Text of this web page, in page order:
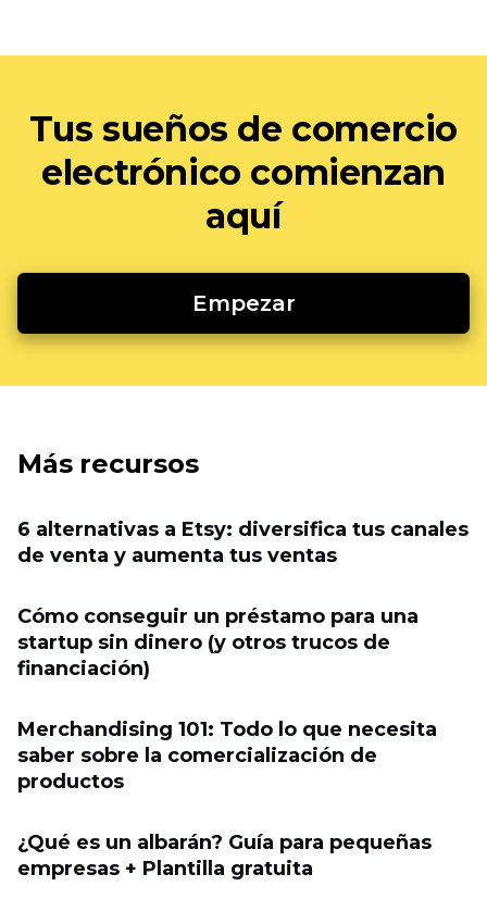
Tus sueños de comercio
electrónico comienzan
aquí
Empezar
Más recursos
6 alternativas a Etsy: diversifica tus canales
de venta y aumenta tus ventas
Cómo conseguir un préstamo para una
startup sin dinero (y otros trucos de
financiación)
Merchandising 101: Todo lo que necesita
saber sobre la comercialización de
productos
¿Qué es un albarán? Guía para pequeñas
empresas + Plantilla gratuita